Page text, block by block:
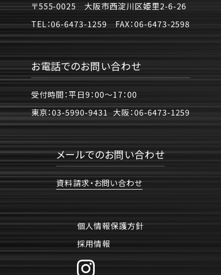
〒555-0025 大阪市西淀川区姫里2-6-26
TEL：06-6473-1259 FAX：06-6473-2598
お電話でのお問い合わせ
受付時間：平日9：00〜17：00
東京：03-5990-9431 大阪：06-6473-1259
メールでのお問い合わせ
資料請求・お問い合わせ
個人情報保護方針
採用情報